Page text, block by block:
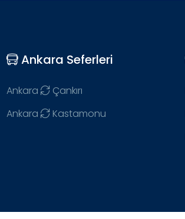
Ankara Seferleri
Ankara
Çankırı
Ankara
Kastamonu